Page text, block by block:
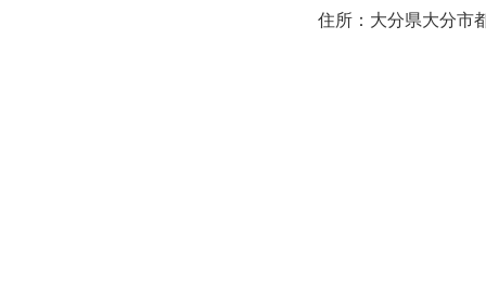
住所：大分県大分市